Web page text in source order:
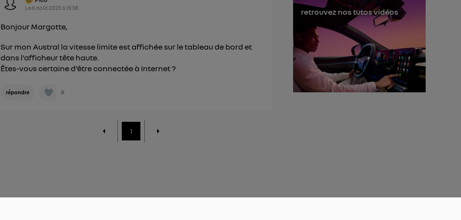
Le6 août 2023 à15:38
Bonjour Margotte,
Sur mon Austral la vitesse limite est affichée sur le tableau de bord et
dans l'afficheur tête haute.
Êtes-vous certaine d'être connectée à Internet ?
répondre 0
1
retrouvez nos tutos vidéos